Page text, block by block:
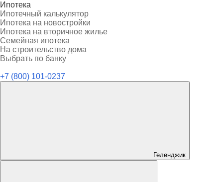
Ипотека
Ипотечный калькулятор
Ипотека на новостройки
Ипотека на вторичное жилье
Семейная ипотека
На строительство дома
Выбрать по банку
+7 (800) 101-0237
Геленджик